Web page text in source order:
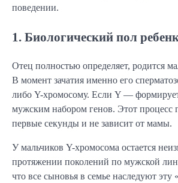
поведении.
1. Биологический пол
Отец полностью определяет, родится
В момент зачатия именно его
либо Y-хромосому. Если Y —
мужским набором генов. Этот процесс
первые секунды и не зависит от мамы.
У мальчиков Y-хромосома остается
протяжении поколений по мужской
что все сыновья в семье наследуют эту